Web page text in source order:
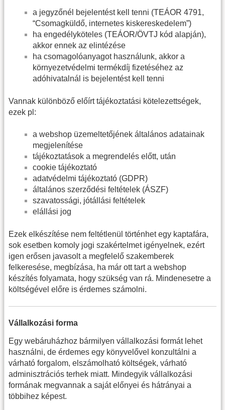
a jegyzőnél bejelentést kell tenni (TEÁOR 4791,
“Csomagküldő, internetes kiskereskedelem”)
ha engedélyköteles (TEÁOR/ÖVTJ kód alapján),
akkor ennek az elintézése
ha csomagolóanyagot használunk, akkor a
környezetvédelmi termékdíj fizetéséhez az
adóhivatalnál is bejelentést kell tenni
Vannak különböző előírt tájékoztatási kötelezettségek,
ezek pl:
a webshop üzemeltetőjének általános adatainak
megjelenítése
tájékoztatások a megrendelés előtt, után
cookie tájékoztató
adatvédelmi tájékoztató (GDPR)
általános szerződési feltételek (ÁSZF)
szavatossági, jótállási feltételek
elállási jog
Ezek elkészítése nem feltétlenül történhet egy kaptafára,
sok esetben komoly jogi szakértelmet igényelnek, ezért
igen erősen javasolt a megfelelő szakemberek
felkeresése, megbízása, ha már ott tart a webshop
készítés folyamata, hogy szükség van rá. Mindenesetre a
költségével előre is érdemes számolni.
Vállalkozási forma
Egy webáruházhoz bármilyen vállalkozási formát lehet
használni, de érdemes egy könyvelővel konzultálni a
várható forgalom, elszámolható költségek, várható
adminisztrációs terhek miatt. Mindegyik vállalkozási
formának megvannak a saját előnyei és hátrányai a
többihez képest.